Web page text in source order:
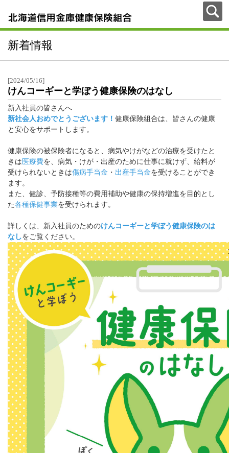
新着情報
[2024/05/16]
けんコーギーと学ぼう健康保険のはなし
新入社員の皆さんへ
新社会人おめでとうございます！ 健康保険組合は、皆さんの健康
と安心をサポートします。
健康保険の被保険者になると、病気やけがなどの治療を受けたと
きは医療費を、病気・けが・出産のために仕事に就けず、給料が
受けられないときは傷病手当金 ・ 出産手当金を受けることができ
ます。
また、健診、予防接種等の費用補助や健康の保持増進を目的とし
た各種保健事業を受けられます。
詳しくは、新入社員のためのけんコーギーと学ぼう健康保険のは
なしをご覧ください。